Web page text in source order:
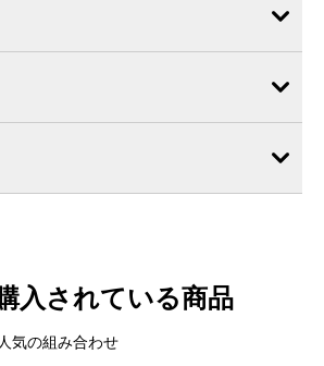
入されている商品
気の組み合わせ